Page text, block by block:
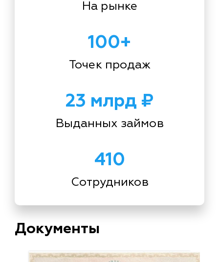
На рынке
100+
Точек продаж
23 млрд ₽
Выданных займов
410
Сотрудников
Документы